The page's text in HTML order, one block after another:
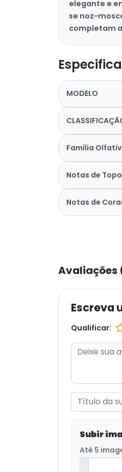
elegante e
se noz-
completam
MODELO
Família
Notas de Topo
Notas de
Avaliações
Escreva
Qualificar:
Subir
Até 5